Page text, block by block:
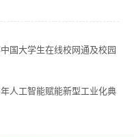
国大学生在线校网通及校园
人工智能赋能新型工业化典